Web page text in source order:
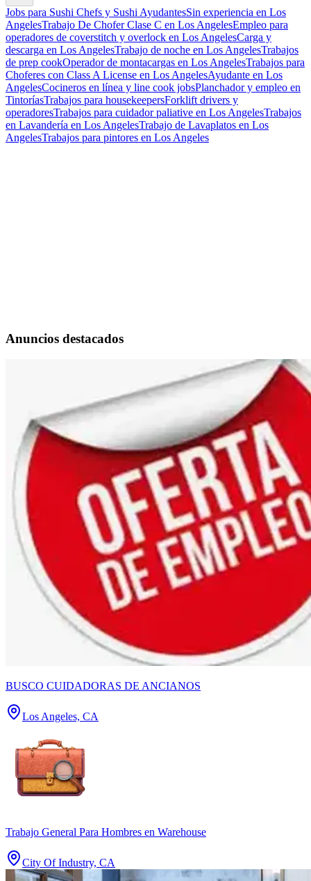
Jobs para Sushi Chefs y Sushi AyudantesSin experiencia en Los
AngelesTrabajo De Chofer Clase C en Los AngelesEmpleo para
operadores de coverstitch y overlock en Los AngelesCarga y
descarga en Los AngelesTrabajo de noche en Los AngelesTrabajos
de prep cookOperador de montacargas en Los AngelesTrabajos para
Choferes con Class A License en Los AngelesAyudante en Los
AngelesCocineros en línea y line cook jobsPlanchador y empleo en
TintoríasTrabajos para housekeepersForklift drivers y
operadoresTrabajos para cuidador paliative en Los AngelesTrabajos
en Lavandería en Los AngelesTrabajo de Lavaplatos en Los
AngelesTrabajos para pintores en Los Angeles
Anuncios destacados
BUSCO CUIDADORAS DE ANCIANOS
Los Angeles, CA
Trabajo General Para Hombres en Warehouse
City Of Industry, CA